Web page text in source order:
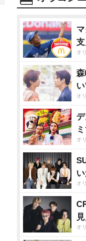
支
オ
オ
オ
オ
オ